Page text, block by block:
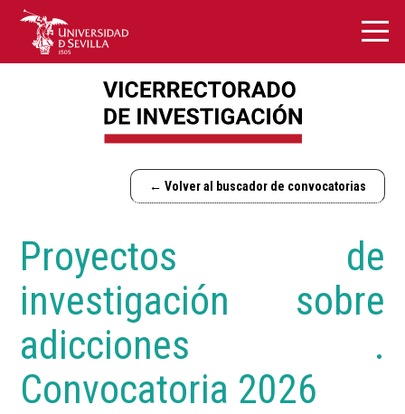
← Volver al buscador de convocatorias
Proyectos de
investigación sobre
adicciones .
Convocatoria 2026